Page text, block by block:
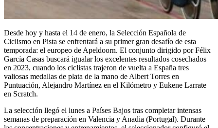
Desde hoy y hasta el 14 de enero, la Selección Española de
Ciclismo en Pista se enfrentará a su primer gran desafío de esta
temporada: el europeo de Apeldoorn. El conjunto dirigido por Félix
García Casas buscará igualar los excelentes resultados cosechados
en 2023, cuando los ciclistas trajeron de vuelta a España tres
valiosas medallas de plata de la mano de Albert Torres en
Puntuación, Alejandro Martínez en el Kilómetro y Eukene Larrate
en Scratch.
La selección llegó el lunes a Países Bajos tras completar intensas
semanas de preparación en Valencia y Anadia (Portugal). Durante